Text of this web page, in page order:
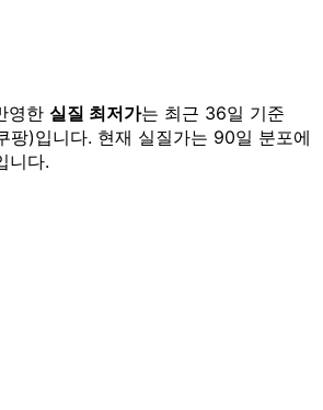
영한 실질 최저가는 최근 36일 기준
팡)입니다. 현재 실질가는 90일 분포에
니다.